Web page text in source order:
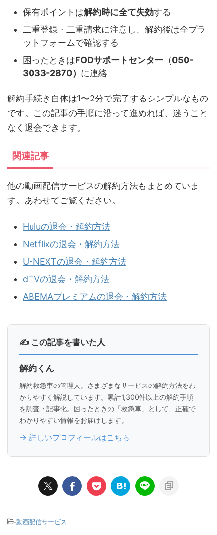
保有ポイントは解約時に全て失効する
二重登録・二重請求に注意し、解約後は全プラ
ットフォームで確認する
困ったときはFODサポートセンター（050-
3033-2870） に連絡
解約手続き自体は1〜2分で完了するシンプルなもの
です。この記事の手順に沿って進めれば、迷うこと
なく退会できます。
関連記事
他の動画配信サービスの解約方法もまとめていま
す。あわせてご覧ください。
Huluの退会・解約方法
Netflixの退会・解約方法
U-NEXTの退会・解約方法
dTVの退会・解約方法
ABEMAプレミアムの退会・解約方法
✍ この記事を書いた人
解約くん
解約救急車の管理人。さまざまなサービスの解約方法をわ
かりやすく解説しています。累計1,300件以上の解約手順
を調査・記事化。困ったときの「救急車」として、正確で
わかりやすい情報をお届けします。
→ 詳しいプロフィールはこちら
-動画配信サービス